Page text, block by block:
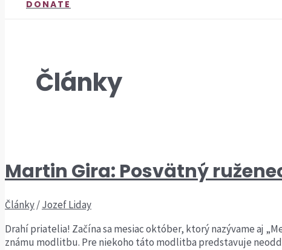
DONATE
Články
Martin Gira: Posvätný
Články/Jozef Liday
Drahí priatelia! Začína sa mesiac október, ktorý nazývame aj
známu modlitbu. Pre niekoho táto modlitba predstavuje